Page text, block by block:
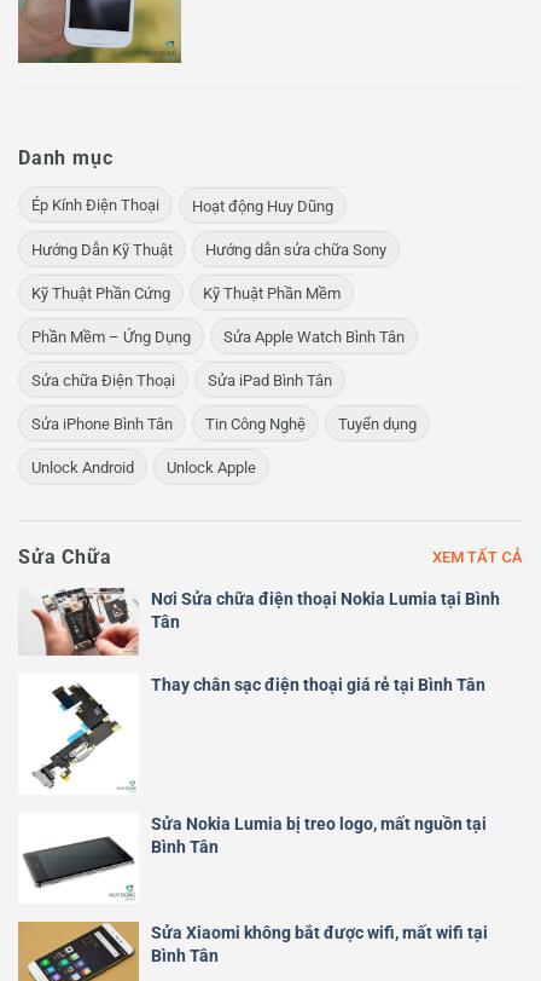
Danh mục
Ép Kính Điện Thoại Hoạt động Huy Dũng
Hướng Dẫn Kỹ Thuật Hướng dẫn sửa chữa Sony
Kỹ Thuật Phần Cứng Kỹ Thuật Phần Mềm
Phần Mềm – Ứng Dụng Sửa Apple Watch Bình Tân
Sửa chữa Điện Thoại Sửa iPad Bình Tân
Sửa iPhone Bình Tân Tin Công Nghệ Tuyển dụng
Unlock Android Unlock Apple
Sửa Chữa XEM TẤT CẢ
Nơi Sửa chữa điện thoại Nokia Lumia tại Bình
Tân
Thay chân sạc điện thoại giá rẻ tại Bình Tân
Sửa Nokia Lumia bị treo logo, mất nguồn tại
Bình Tân
Sửa Xiaomi không bắt được wifi, mất wifi tại
Bình Tân